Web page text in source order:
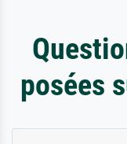
posées